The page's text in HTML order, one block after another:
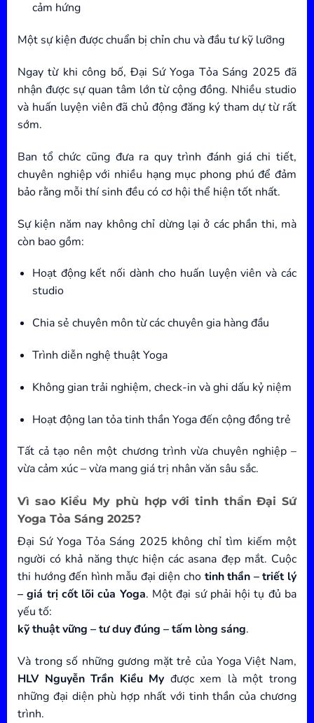
cảm hứng
Một sự kiện được chuẩn bị chỉn chu và đầu tư kỹ lưỡng
Ngay từ khi công bố, Đại Sứ Yoga Tỏa Sáng 2025 đã
nhận được sự quan tâm lớn từ cộng đồng. Nhiều studio
và huấn luyện viên đã chủ động đăng ký tham dự từ rất
sớm.
Ban tổ chức cũng đưa ra quy trình đánh giá chi tiết,
chuyên nghiệp với nhiều hạng mục phong phú để đảm
bảo rằng mỗi thí sinh đều có cơ hội thể hiện tốt nhất.
Sự kiện năm nay không chỉ dừng lại ở các phần thi, mà
còn bao gồm:
Hoạt động kết nối dành cho huấn luyện viên và các
studio
Chia sẻ chuyên môn từ các chuyên gia hàng đầu
Trình diễn nghệ thuật Yoga
Không gian trải nghiệm, check-in và ghi dấu kỷ niệm
Hoạt động lan tỏa tinh thần Yoga đến cộng đồng trẻ
Tất cả tạo nên một chương trình vừa chuyên nghiệp –
vừa cảm xúc – vừa mang giá trị nhân văn sâu sắc.
Vì sao Kiều My phù hợp với tinh thần Đại Sứ
Yoga Tỏa Sáng 2025?
Đại Sứ Yoga Tỏa Sáng 2025 không chỉ tìm kiếm một
người có khả năng thực hiện các asana đẹp mắt. Cuộc
thi hướng đến hình mẫu đại diện cho tinh thần – triết lý
– giá trị cốt lõi của Yoga. Một đại sứ phải hội tụ đủ ba
yếu tố:
kỹ thuật vững – tư duy đúng – tấm lòng sáng.
Và trong số những gương mặt trẻ của Yoga Việt Nam,
HLV Nguyễn Trần Kiều My được xem là một trong
những đại diện phù hợp nhất với tinh thần của chương
trình.